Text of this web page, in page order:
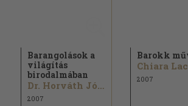
Barangolások a
világítás
birodalmában
Dr. Horváth József...
2007
Barokk
Chiara
2007